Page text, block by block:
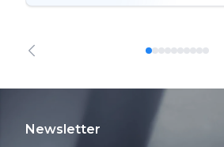
Newsletter